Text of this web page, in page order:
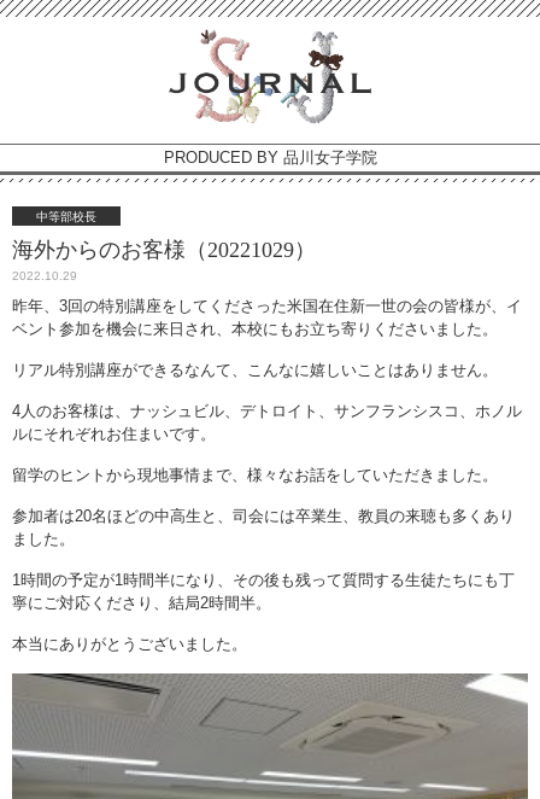
PRODUCED BY 品川女子学院
中等部校長
海外からのお客様（20221029）
2022.10.29
昨年、3回の特別講座をしてくださった米国在住新一世の会の皆様が、イ
ベント参加を機会に来日され、本校にもお立ち寄りくださいました。
リアル特別講座ができるなんて、こんなに嬉しいことはありません。
4人のお客様は、ナッシュビル、デトロイト、サンフランシスコ、ホノル
ルにそれぞれお住まいです。
留学のヒントから現地事情まで、様々なお話をしていただきました。
参加者は20名ほどの中高生と、司会には卒業生、教員の来聴も多くあり
ました。
1時間の予定が1時間半になり、その後も残って質問する生徒たちにも丁
寧にご対応くださり、結局2時間半。
本当にありがとうございました。